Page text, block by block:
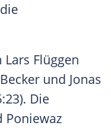
Lars Flüggen
und Jonas
Die
Poniewaz